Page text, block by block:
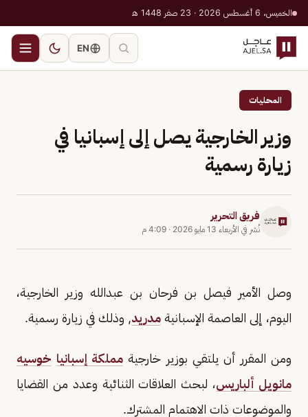
الخميس، 6 أغسطس 2026 · 23 صفر 1448 هـ
EN
المحليات
وزير الخارجية يصل إلى إسبانيا في
زيارة رسمية
فريق التحرير
نُشر في الأربعاء 13 مايو 2026 · 4:09 م
وصل الأمير فيصل بن فرحان بن عبدالله وزير الخارجية،
اليوم، إلى العاصمة الإسبانية مدريد, وذلك في زيارة رسمية.
ومن المقرر أن يلتقي بوزير خارجية مملكة إسبانيا خوسيه
مانويل ألباريس، لبحث العلاقات الثنائية وعدد من القضايا
والموضوعات ذات الاهتمام المشترك.